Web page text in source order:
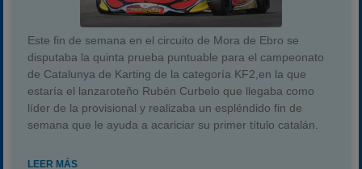
Este fin de semana en el circuito de Mora de Ebro se
disputaba la quinta prueba puntuable para el campeonato
de Catalunya de Karting de la categoría KF2,en la que
estaría el lanzaroteño Rubén Curbelo que llegaba como
líder de la provisional y realizaba un espléndido fin de
semana que le ayuda a acariciar su primer título catalán.
LEER MÁS